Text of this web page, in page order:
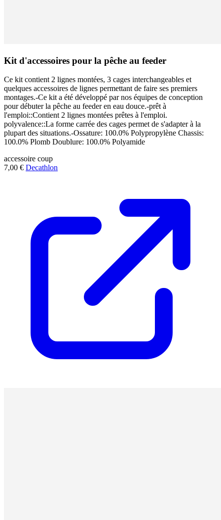
Kit d'accessoires pour la pêche au feeder
Ce kit contient 2 lignes montées, 3 cages interchangeables et
quelques accessoires de lignes permettant de faire ses premiers
montages.-Ce kit a été développé par nos équipes de conception
pour débuter la pêche au feeder en eau douce.-prêt à
l'emploi::Contient 2 lignes montées prêtes à l'emploi.
polyvalence::La forme carrée des cages permet de s'adapter à la
plupart des situations.-Ossature: 100.0% Polypropylène Chassis:
100.0% Plomb Doublure: 100.0% Polyamide
accessoire coup
7,00 € Decathlon